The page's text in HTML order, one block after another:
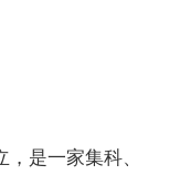
是一家集科、